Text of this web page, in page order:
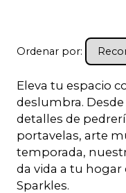
Ordenar por:
Eleva tu espacio
deslumbra.
detalles de
portavelas, arte
temporada,
da vida a tu
Sparkles.